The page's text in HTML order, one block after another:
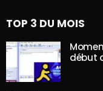
TOP 3 DU MOIS
début